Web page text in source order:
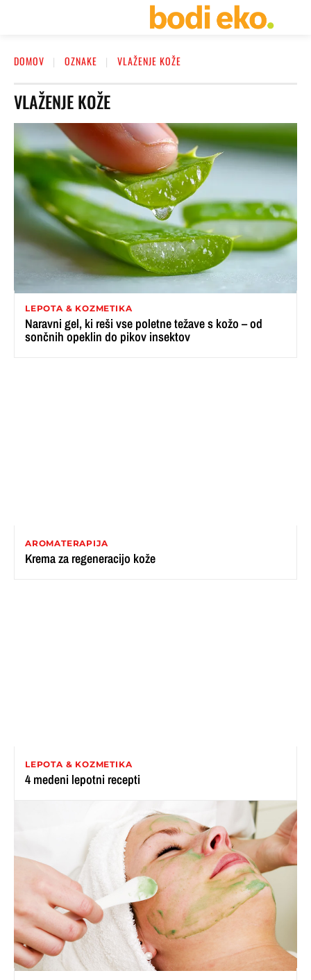
DOMOV OZNAKE VLAŽENJE KOŽE
VLAŽENJE KOŽE
LEPOTA & KOZMETIKA
Naravni gel, ki reši vse poletne težave s kožo – od
sončnih opeklin do pikov insektov
AROMATERAPIJA
Krema za regeneracijo kože
LEPOTA & KOZMETIKA
4 medeni lepotni recepti